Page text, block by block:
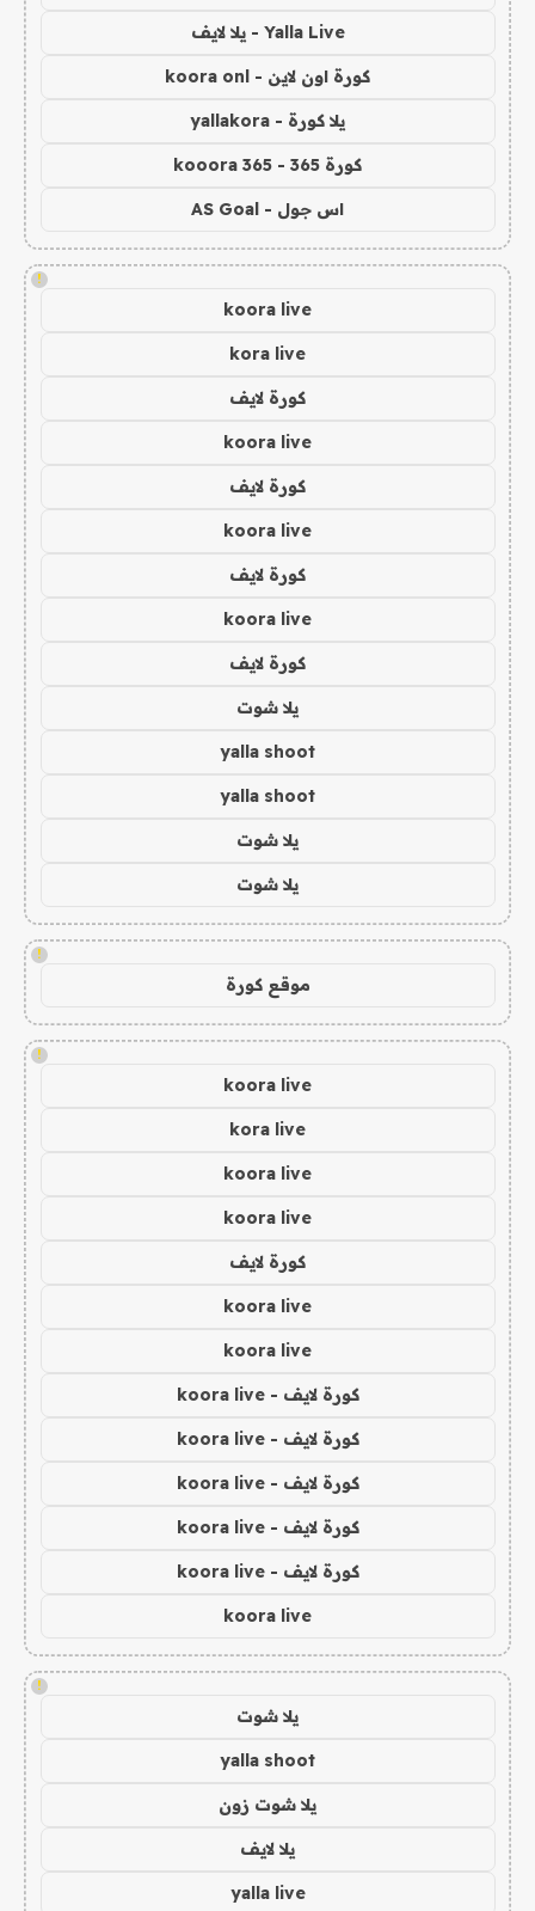
Yalla Live - يلا لايف
كورة اون لاين - koora onl
يلا كورة - yallakora
كورة 365 - kooora 365
اس جول - AS Goal
!
koora live
kora live
كورة لايف
koora live
كورة لايف
koora live
كورة لايف
koora live
كورة لايف
يلا شوت
yalla shoot
yalla shoot
يلا شوت
يلا شوت
!
موقع كورة
!
koora live
kora live
koora live
koora live
كورة لايف
koora live
koora live
كورة لايف - koora live
كورة لايف - koora live
كورة لايف - koora live
كورة لايف - koora live
كورة لايف - koora live
koora live
!
يلا شوت
yalla shoot
يلا شوت زون
يلا لايف
yalla live